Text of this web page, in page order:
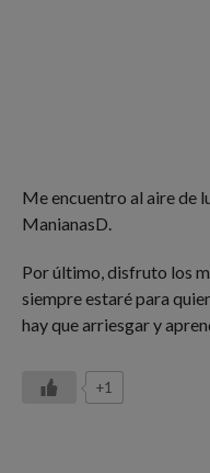
Me encuentro al aire de
ManianasD.
Por último, disfruto los
siempre estaré para
hay que arriesgar y
+1